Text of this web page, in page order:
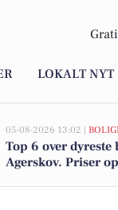
LOKALT NYT
05-08-2026 13:02 |
Top 6 over
Agerskov. Priser